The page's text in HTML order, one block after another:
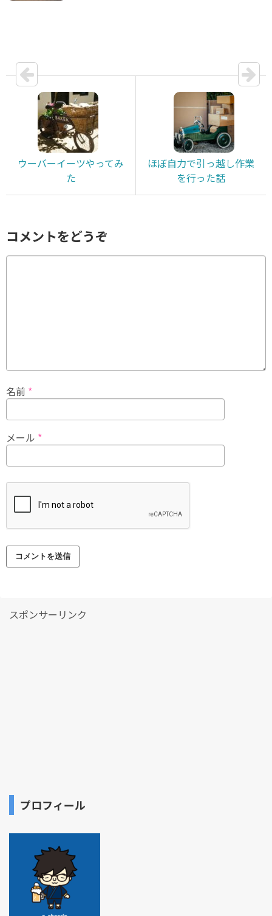
ウーバーイーツやってみ
た
ほぼ自力で引っ越し作業
を行った話
コメントをどうぞ
名前 *
メール *
スポンサーリンク
プロフィール